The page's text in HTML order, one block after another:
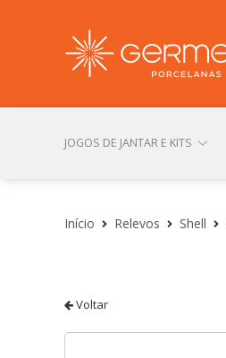
JOGOS DE JANTAR E KITS
Início Relevos Shell
Voltar